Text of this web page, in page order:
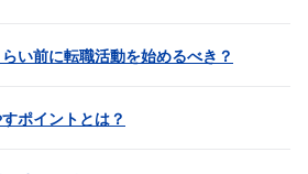
い前に転職活動を始めるべき？
ポイントとは？